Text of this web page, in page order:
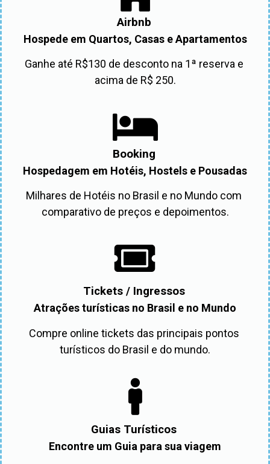
Airbnb
Hospede em Quartos, Casas e Apartamentos
Ganhe até R$130 de desconto na 1ª reserva e
acima de R$ 250.
Booking
Hospedagem em Hotéis, Hostels e Pousadas
Milhares de Hotéis no Brasil e no Mundo com
comparativo de preços e depoimentos.
Tickets / Ingressos
Atrações turísticas no Brasil e no Mundo
Compre online tickets das principais pontos
turísticos do Brasil e do mundo.
Guias Turísticos
Encontre um Guia para sua viagem